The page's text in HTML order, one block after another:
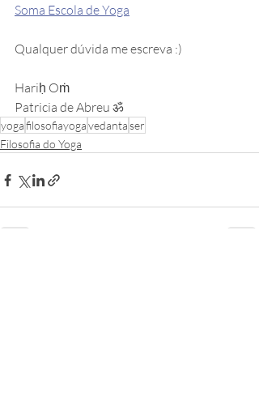
Soma Escola de Yoga
Qualquer dúvida me escreva :)
Hariḥ Oṁ
Patricia de Abreu ॐ
yogafilosofiayogavedantaser
Filosofia do Yoga